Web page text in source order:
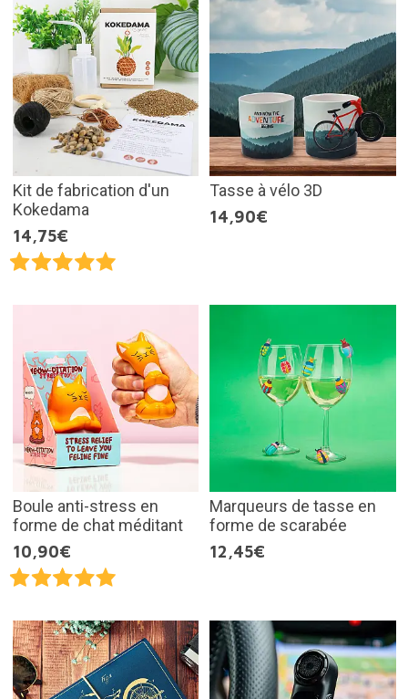
Kit de fabrication d'un
Kokedama
14,75€
Tasse à vélo 3D
14,90€
Boule anti-stress en
forme de chat méditant
10,90€
Marqueurs de tasse en
forme de scarabée
12,45€